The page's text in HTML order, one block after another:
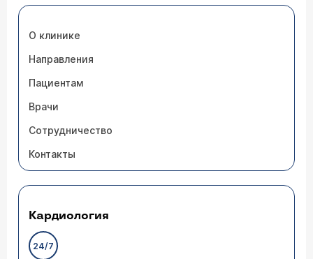
О клинике
Направления
Пациентам
Врачи
Сотрудничество
Контакты
Кардиология
24/7